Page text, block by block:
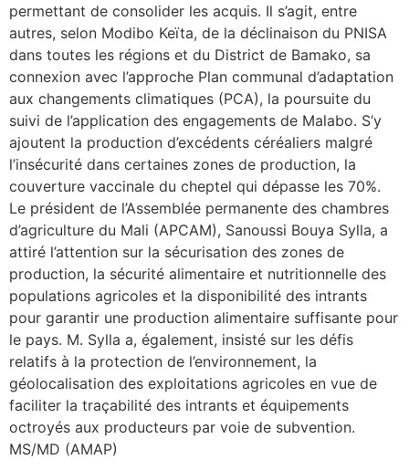
permettant de consolider les acquis. Il s’agit, entre
autres, selon Modibo Keïta, de la déclinaison du PNISA
dans toutes les régions et du District de Bamako, sa
connexion avec l’approche Plan communal d’adaptation
aux changements climatiques (PCA), la poursuite du
suivi de l’application des engagements de Malabo. S’y
ajoutent la production d’excédents céréaliers malgré
l’insécurité dans certaines zones de production, la
couverture vaccinale du cheptel qui dépasse les 70%.
Le président de l’Assemblée permanente des chambres
d’agriculture du Mali (APCAM), Sanoussi Bouya Sylla, a
attiré l’attention sur la sécurisation des zones de
production, la sécurité alimentaire et nutritionnelle des
populations agricoles et la disponibilité des intrants
pour garantir une production alimentaire suffisante pour
le pays. M. Sylla a, également, insisté sur les défis
relatifs à la protection de l’environnement, la
géolocalisation des exploitations agricoles en vue de
faciliter la traçabilité des intrants et équipements
octroyés aux producteurs par voie de subvention.
MS/MD (AMAP)